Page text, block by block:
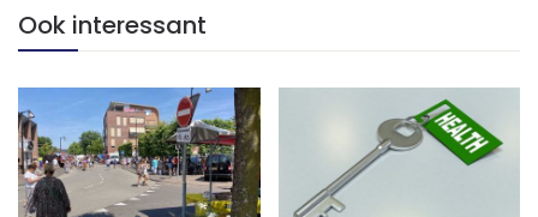
Ook interessant